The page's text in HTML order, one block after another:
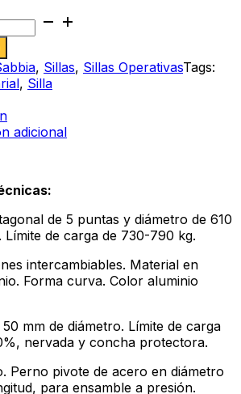
, Sillas, Sillas OperativasTags:
, Silla
adicional
de 5 puntas y diámetro de 610
Límite de carga de 730-790 kg.
intercambiables. Material en
Forma curva. Color aluminio
mm de diámetro. Límite de carga
nervada y concha protectora.
Perno pivote de acero en diámetro
para ensamble a presión.